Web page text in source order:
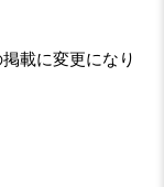
載に変更になり